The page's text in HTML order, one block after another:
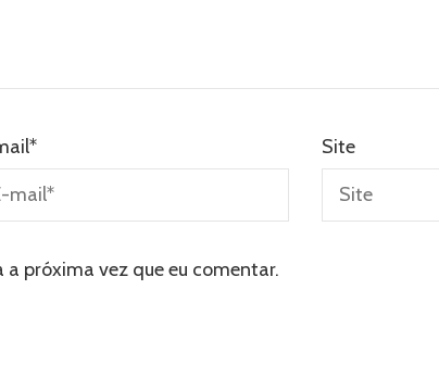
* Site
próxima vez que eu comentar.